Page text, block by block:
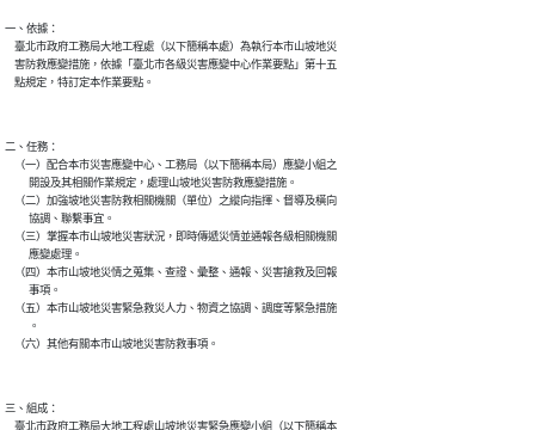
一、依據：
    臺北市政府工務局大地工程處（以下簡稱本處）為執行本市山坡地災
    害防救應變措施，依據「臺北市各級災害應變中心作業要點」第十五
二、任務：
    （一）配合本市災害應變中心、工務局（以下簡稱本局）應變小組之
          開設及其相關作業規定，處理山坡地災害防救應變措施。
    （二）加強坡地災害防救相關機關（單位）之縱向指揮、督導及橫向
          協調、聯繫事宜。
    （三）掌握本市山坡地災害狀況，即時傳遞災情並通報各級相關機關
          應變處理。
    （四）本市山坡地災情之蒐集、查證、彙整、通報、災害搶救及回報
          事項。
    （五）本市山坡地災害緊急救災人力、物資之協調、調度等緊急措施
          。
三、組成：
    臺北市政府工務局大地工程處山坡地災害緊急應變小組（以下簡稱本